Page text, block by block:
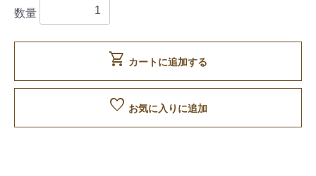
数量
shopping_cart カートに追加する
favorite お気に入りに追加